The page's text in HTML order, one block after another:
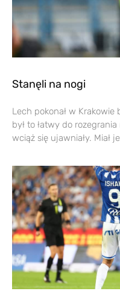
Stanęli na nogi
Lech pokonał w Krakowie
był to łatwy do
wciąż się ujawniały. Miał